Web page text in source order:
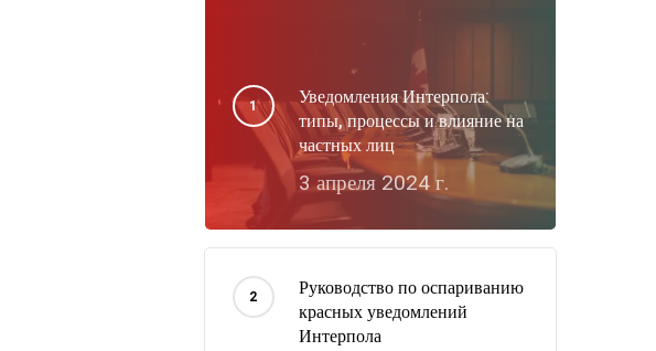
Уведомления Интерпола:
типы, процессы и влияние на
частных лиц
3 апреля 2024 г.
Руководство по оспариванию
красных уведомлений
Интерпола